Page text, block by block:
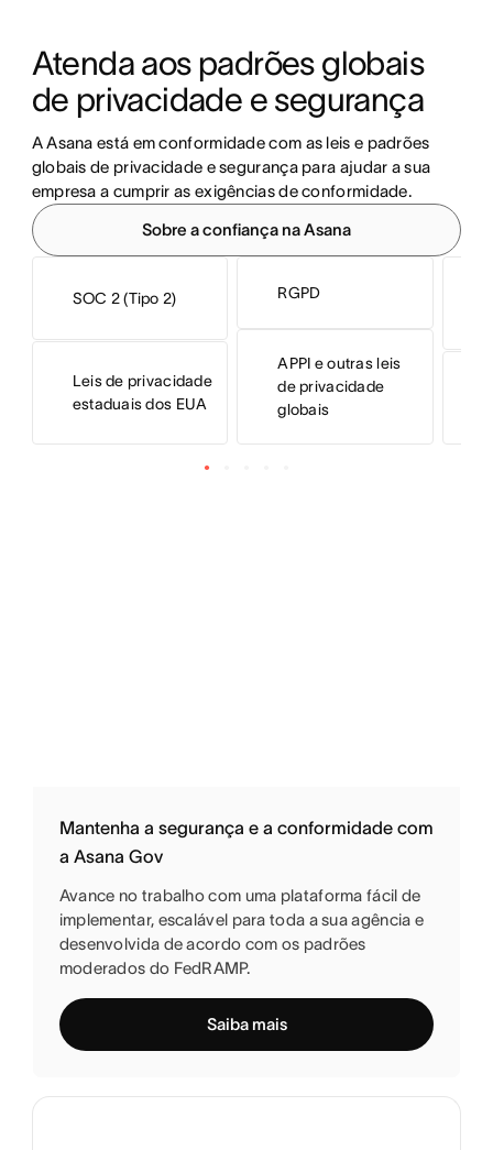
Atenda aos padrões globais
de privacidade e segurança
A Asana está em conformidade com as leis e padrões
globais de privacidade e segurança para ajudar a sua
empresa a cumprir as exigências de conformidade.
Sobre a confiança na Asana
SOC 2 (Tipo 2)
Leis de privacidade
estaduais dos EUA
RGPD
APPI e outras leis
de privacidade
globais
Mantenha a segurança e a conformidade com
a Asana Gov
Avance no trabalho com uma plataforma fácil de
implementar, escalável para toda a sua agência e
desenvolvida de acordo com os padrões
moderados do FedRAMP.
Saiba mais